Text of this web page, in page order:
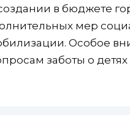
в бюджете
мер
Особое
заботы о